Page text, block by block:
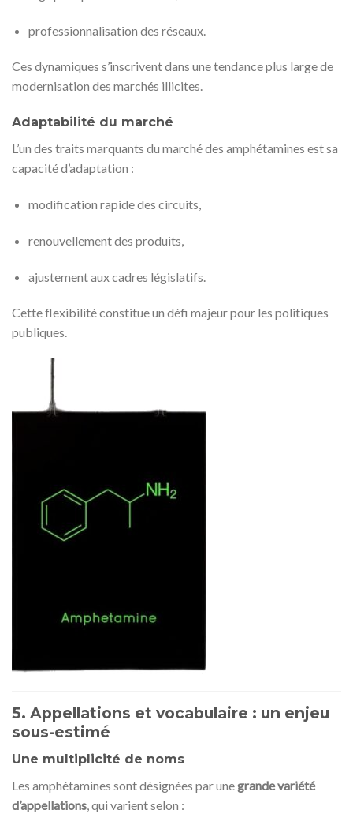
professionnalisation des réseaux.
Ces dynamiques s’inscrivent dans une tendance plus large de
modernisation des marchés illicites.
Adaptabilité du marché
L’un des traits marquants du marché des amphétamines est sa
capacité d’adaptation :
modification rapide des circuits,
renouvellement des produits,
ajustement aux cadres législatifs.
Cette flexibilité constitue un défi majeur pour les politiques
publiques.
5. Appellations et vocabulaire : un enjeu
sous-estimé
Une multiplicité de noms
Les amphétamines sont désignées par unegrande variété
d’appellations , qui varient selon :